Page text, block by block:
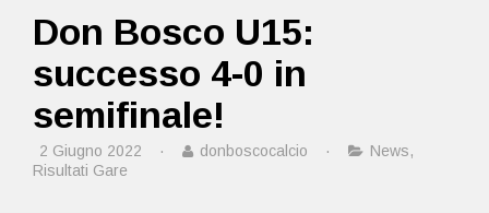
Don Bosco U15:
successo 4-0 in
semifinale!
2 Giugno 2022 · donboscocalcio · News,
Risultati Gare